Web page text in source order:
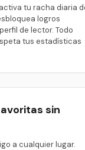
tu racha diaria
logros
de lector. Todo
tus estadísticas
sin
a cualquier lugar.